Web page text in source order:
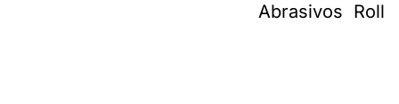
Abrasivos Rollo